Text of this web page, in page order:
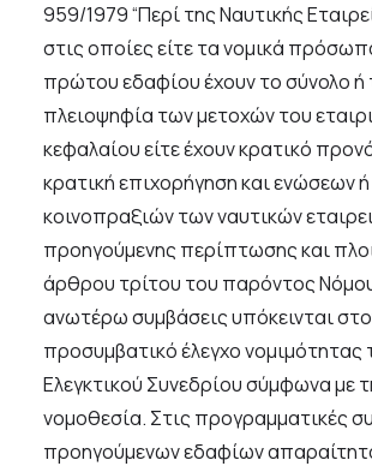
959/1979 “Περί της Ναυτικής
στις οποίες είτε τα νομικά
πρώτου εδαφίου έχουν το σύνολο ή
πλειοψηφία των μετοχών του
κεφαλαίου είτε έχουν κρατικό
κρατική επιχορήγηση και ενώσεων ή
κοινοπραξιών των ναυτικών
προηγούμενης περίπτωσης και
άρθρου τρίτου του παρόντος
ανωτέρω συμβάσεις υπόκεινται
προσυμβατικό έλεγχο νομιμότητας
Ελεγκτικού Συνεδρίου σύμφωνα με
νομοθεσία. Στις προγραμματικές
προηγούμενων εδαφίων